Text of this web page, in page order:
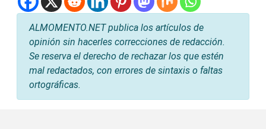
ALMOMENTO.NET publica los artículos de
opinión sin hacerles correcciones de redacción.
Se reserva el derecho de rechazar los que estén
mal redactados, con errores de sintaxis o faltas
ortográficas.